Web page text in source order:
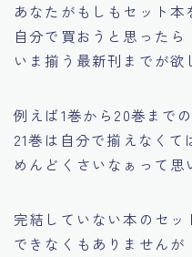
あなたがもしもセット本
自分で買おうと思ったら
いま揃う最新刊までが欲
例えば1巻から20巻まで
21巻は自分で揃えなくて
めんどくさいなぁって
完結していない本のセッ
できなくもありませんが